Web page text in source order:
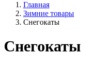
Главная
Зимние товары
Снегокаты
Снегокаты